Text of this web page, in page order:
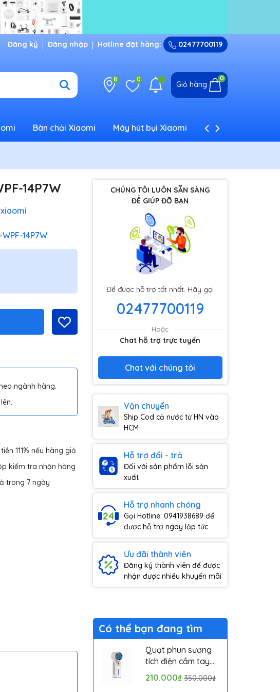
Đăng ký Đăng nhập Hotline đặt hàng: 02477700119
8 0
Giỏ hàng
0
Bàn chải Xiaomi Máy hút bụi Xiaomi Máy tạo ẩm Xiaomi
14P7W
14P7W
ngành hàng.
111% nếu hàng giả
kiểm tra nhận hàng
trong 7 ngày
CHÚNG TÔI LUÔN SẴN SÀNG
ĐỂ GIÚP ĐỠ BẠN
Để được hỗ trợ tốt nhất. Hãy gọi
02477700119
Hoặc
Chat hỗ trợ trực tuyến
Chat với chúng tôi
Vận chuyển
Ship Cod cả nước từ HN vào
HCM
Hỗ trợ đổi - trả
Đối với sản phẩm lỗi sản
xuất
Hỗ trợ nhanh chóng
Gọi Hotline: 0941938689 để
được hỗ trợ ngay lập tức
Ưu đãi thành viên
Đăng ký thành viên để được
nhận được nhiều khuyến mãi
Có thể bạn đang tìm
Quạt phun sương
tích điện cầm tay
mini có sò lạnh
Solove MLS6212B -
210.000₫ 350.000₫